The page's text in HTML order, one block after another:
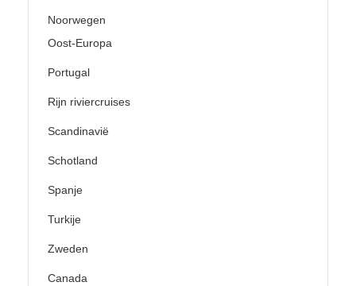
Noorwegen
Oost-Europa
Portugal
Rijn riviercruises
Scandinavië
Schotland
Spanje
Turkije
Zweden
Canada